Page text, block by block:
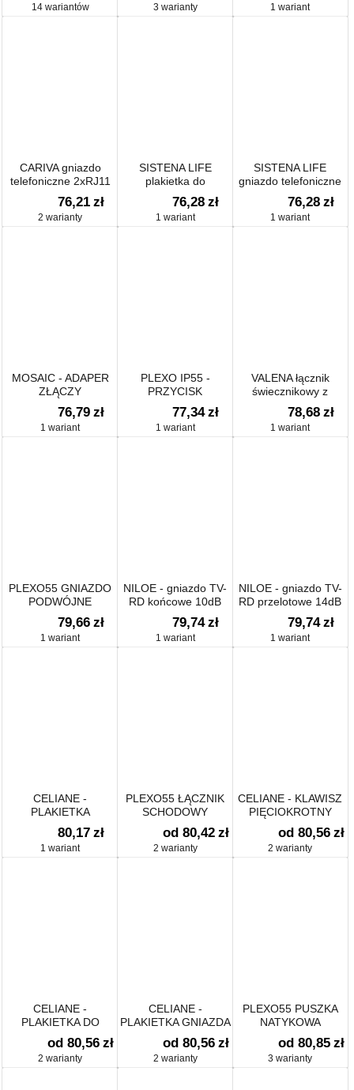
14 wariantów 3 warianty 1 wariant
CARIVA gniazdo
telefoniczne 2xRJ11
76,21 zł
2 warianty
SISTENA LIFE
plakietka do
elektronicznego
regulatora
temperatury
76,28 zł
1 wariant
SISTENA LIFE
gniazdo telefoniczne
1xRJ11
76,28 zł
1 wariant
MOSAIC - ADAPER
ZŁĄCZY
PODWÓJNYCH
KEYSTONE BIAŁY
76,79 zł
1 wariant
PLEXO IP55 -
PRZYCISK
PODŚWIETLANY
ANTYBAKTERYJNY 6
A BIAŁY
77,34 zł
1 wariant
VALENA łącznik
świecznikowy z
jednym wskaźnikiem
78,68 zł
1 wariant
PLEXO55 GNIAZDO
PODWÓJNE
POZIOME 2X2P+Z
SZARE 16A-250V~
79,66 zł
1 wariant
NILOE - gniazdo TV-
RD końcowe 10dB
79,74 zł
1 wariant
NILOE - gniazdo TV-
RD przelotowe 14dB
79,74 zł
1 wariant
CELIANE -
PLAKIETKA
TERMOSTATU DO
OGRZEWANIA
PODŁOGOWEGO
80,17 zł
1 wariant
PLEXO55 ŁĄCZNIK
SCHODOWY
PODŚWIETLANY
od 80,42 zł
2 warianty
CELIANE - KLAWISZ
PIĘCIOKROTNY
od 80,56 zł
2 warianty
CELIANE -
PLAKIETKA DO
TERMOSTATU
PROGRAM / TUNERA
RDS Z
od 80,56 zł
2 warianty
CELIANE -
PLAKIETKA GNIAZDA
4 X 2P+Z
ZESPOLONEGO
od 80,56 zł
2 warianty
PLEXO55 PUSZKA
NATYKOWA
PODWÓJNA
POZIOMA
od 80,85 zł
3 warianty